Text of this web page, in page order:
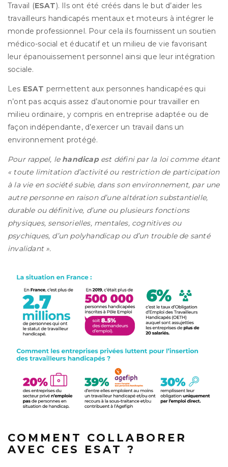
Travail (ESAT). Ils ont été créés dans le but d’aider les
travailleurs handicapés mentaux et moteurs à intégrer le
monde professionnel. Pour cela ils fournissent un soutien
médico-social et éducatif et un milieu de vie favorisant
leur épanouissement personnel ainsi que leur intégration
sociale.
Les ESAT permettent aux personnes handicapées qui
n’ont pas acquis assez d’autonomie pour travailler en
milieu ordinaire, y compris en entreprise adaptée ou de
façon indépendante, d’exercer un travail dans un
environnement protégé.
Pour rappel, le handicapest défini par la loi comme étant
« toute limitation d’activité ou restriction de participation
à la vie en société subie, dans son environnement, par une
autre personne en raison d’une altération substantielle,
durable ou définitive, d’une ou plusieurs fonctions
physiques, sensorielles, mentales, cognitives ou
psychiques, d’un polyhandicap ou d’un trouble de santé
invalidant ».
COMMENT COLLABORER
AVEC CES ESAT ?